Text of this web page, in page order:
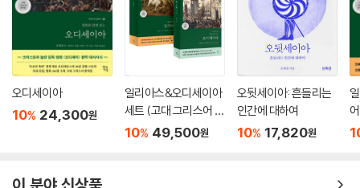
오디세이아
10% 24,300원
일리아스&오디세이아
세트 (고대 그리스어 완
역본)
10% 49,500원
오뒷세이아: 흔들리는
인간에 대하여
10% 17,820원